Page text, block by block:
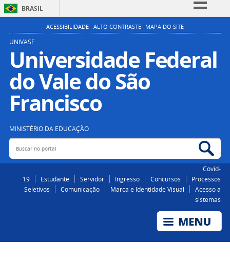
BRASIL
Simplifique!
Participe
Acesso à informação
Legislação
ACESSIBILIDADE ALTO CONTRASTE MAPA DO SITE
UNIVASF
Universidade Federal
do Vale do São
Francisco
MINISTÉRIO DA EDUCAÇÃO
Buscar no portal
Covid-
19
Estudante Servidor Ingresso Concursos
Processos
Seletivos
Comunicação Marca e Identidade Visual
Acesso a
sistemas